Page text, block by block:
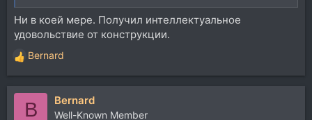
Ни в коей мере. Получил интеллектуальное
удовольствие от конструкции.
Р
е
а
Bernard
B Bernard
Well-Known Member